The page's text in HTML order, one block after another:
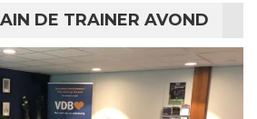
DE TRAINER AVOND